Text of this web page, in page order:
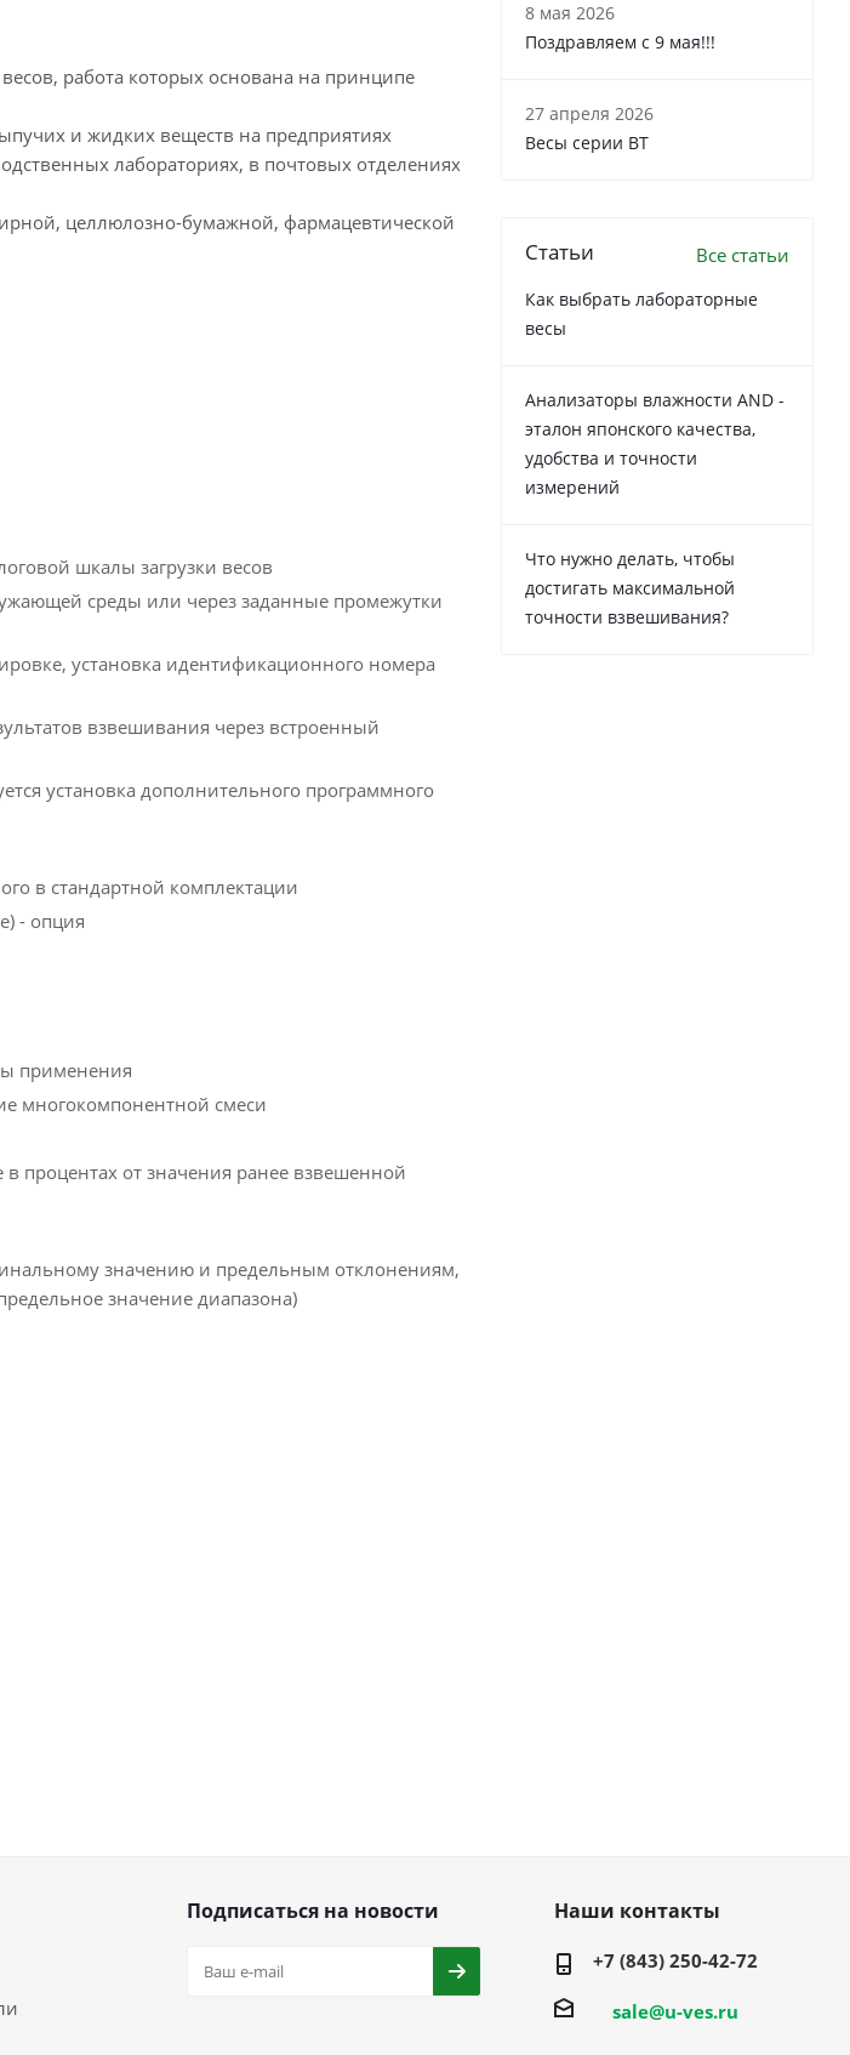
работа которых основана на принципе
и жидких веществ на предприятиях
лабораториях, в почтовых отделениях
целлюлозно-бумажной, фармацевтической
шкалы загрузки весов
среды или через заданные промежутки
установка идентификационного номера
взвешивания через встроенный
установка дополнительного программного
в стандартной комплектации
- опция
применения
многокомпонентной смеси
процентах от значения ранее взвешенной
значению и предельным отклонениям,
значение диапазона)
8 мая 2026
Поздравляем с 9 мая!!!
27 апреля 2026
Весы серии ВТ
Статьи Все статьи
Как выбрать лабораторные
весы
Анализаторы влажности AND -
эталон японского качества,
удобства и точности
измерений
Что нужно делать, чтобы
достигать максимальной
точности взвешивания?
Подписаться на новости Наши контакты
+7 (843) 250-42-72
sale@u-ves.ru